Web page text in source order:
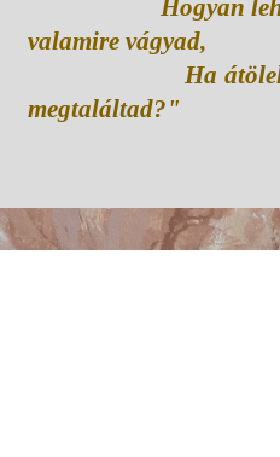
Hogyan
valamire vágyad,
Ha
megtaláltad?"